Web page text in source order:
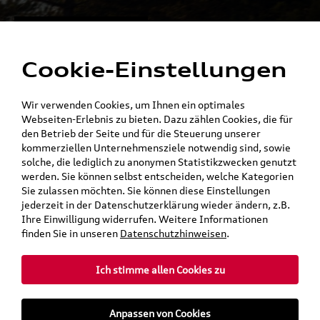
Cookie-Einstellungen
Wir verwenden Cookies, um Ihnen ein optimales
Webseiten-Erlebnis zu bieten. Dazu zählen Cookies, die für
den Betrieb der Seite und für die Steuerung unserer
kommerziellen Unternehmensziele notwendig sind, sowie
solche, die lediglich zu anonymen Statistikzwecken genutzt
werden. Sie können selbst entscheiden, welche Kategorien
Sie zulassen möchten. Sie können diese Einstellungen
jederzeit in der Datenschutzerklärung wieder ändern, z.B.
Ihre Einwilligung widerrufen. Weitere Informationen
finden Sie in unseren Datenschutzhinweisen.
Ich stimme allen Cookies zu
Anpassen von Cookies